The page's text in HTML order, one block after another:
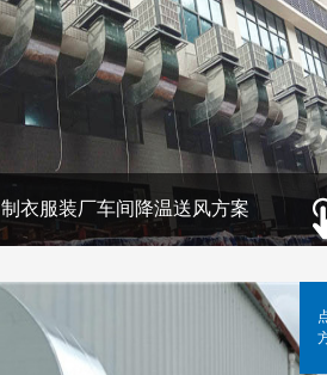
制衣服装厂车间降温送风方案